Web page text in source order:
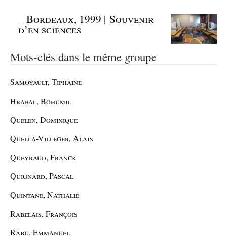
_Bordeaux, 1999 | Souvenir
d’en sciences
Mots-clés dans le même groupe
Samoyault, Tiphaine
Hrabal, Bohumil
Quelen, Dominique
Quella-Villeger, Alain
Queyraud, Franck
Quignard, Pascal
Quintane, Nathalie
Rabelais, François
Rabu, Emmanuel